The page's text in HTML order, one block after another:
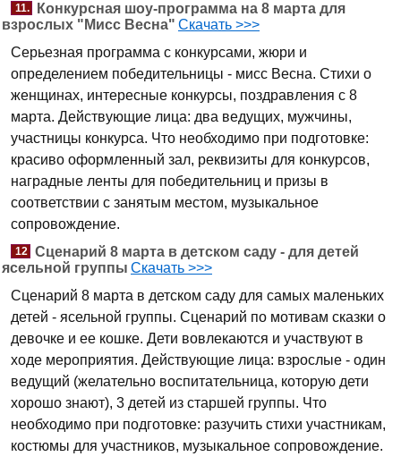
11.
Конкурсная шоу-программа на 8 марта для
взрослых "Мисс Весна" Скачать >>>
Серьезная программа с конкурсами, жюри и
определением победительницы - мисс Весна. Стихи о
женщинах, интересные конкурсы, поздравления с 8
марта. Действующие лица: два ведущих, мужчины,
участницы конкурса. Что необходимо при подготовке:
красиво оформленный зал, реквизиты для конкурсов,
наградные ленты для победительниц и призы в
соответствии с занятым местом, музыкальное
сопровождение.
12 Сценарий 8 марта в детском саду - для детей
ясельной группы Скачать >>>
Сценарий 8 марта в детском саду для самых маленьких
детей - ясельной группы. Сценарий по мотивам сказки о
девочке и ее кошке. Дети вовлекаются и участвуют в
ходе мероприятия. Действующие лица: взрослые - один
ведущий (желательно воспитательница, которую дети
хорошо знают), 3 детей из старшей группы. Что
необходимо при подготовке: разучить стихи участникам,
костюмы для участников, музыкальное сопровождение.